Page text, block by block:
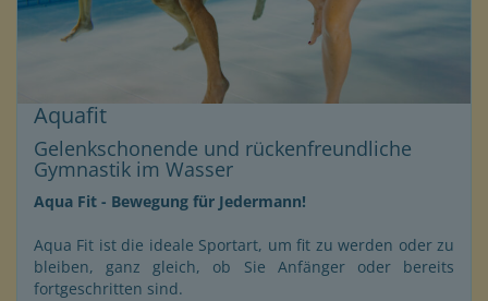
Aquafit
Gelenkschonende und rückenfreundliche
Gymnastik im Wasser
Aqua Fit - Bewegung für Jedermann!
Aqua Fit ist die ideale Sportart, um fit zu werden oder zu
bleiben, ganz gleich, ob Sie Anfänger oder bereits
fortgeschritten sind.